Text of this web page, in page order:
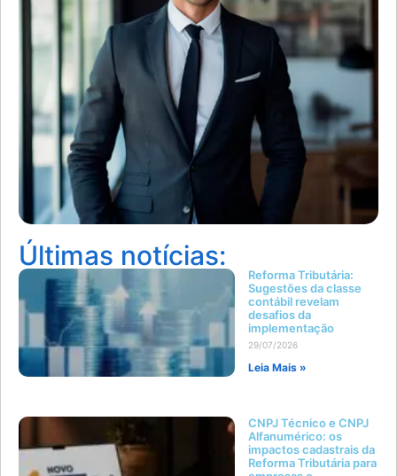
Últimas notícias:
Reforma Tributária:
Sugestões da classe
contábil revelam
desafios da
implementação
29/07/2026
Leia Mais »
CNPJ Técnico e CNPJ
Alfanumérico: os
impactos cadastrais da
Reforma Tributária para